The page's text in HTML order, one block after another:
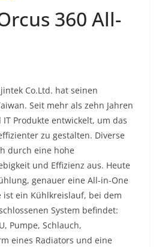
360 All-
Co.Ltd. hat seinen
Seit mehr als zehn Jahren
Produkte entwickelt, um das
zu gestalten. Diverse
durch eine hohe
und Effizienz aus. Heute
genauer eine All-in-One
ist ein Kühlkreislauf, bei dem
System befindet:
Pumpe, Schlauch,
eines Radiators und eine